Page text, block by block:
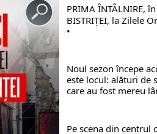
PRIMA ÎNTÂLNIRE, în
BISTRIŢEI, la Zilele
•
Noul sezon începe
este locul: alături de
care au fost mereu
Pe scena din centrul